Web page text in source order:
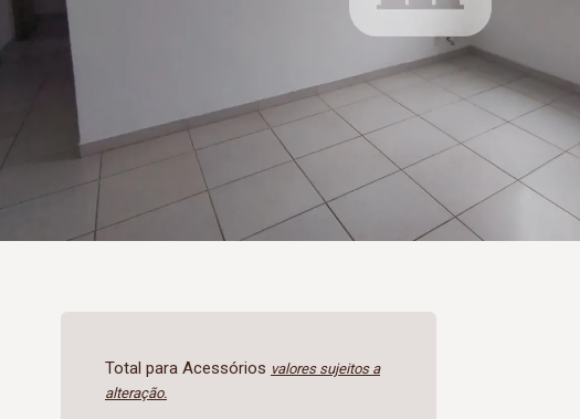
Total para Acessórios valores sujeitos a
alteração.